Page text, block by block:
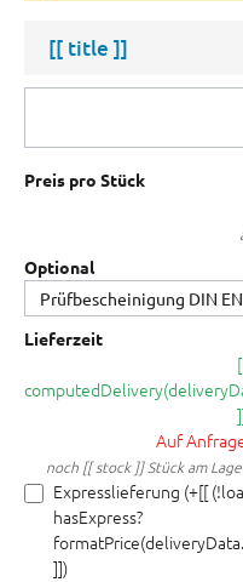
[[ title ]]
Preis pro Stück
Optional
Lieferzeit
Auf
noch [[ stock ]] Stück am
Expresslieferung (+[[
hasExpress?
]])